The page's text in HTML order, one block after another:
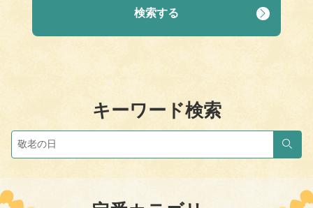
検索する
キーワード検索
検索